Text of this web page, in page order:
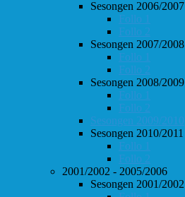
Sesongen 2006/2007
Follo 1
Follo 2
Sesongen 2007/2008
Follo 1
Follo 2
Sesongen 2008/2009
Follo 1
Follo 2
Sesongen 2009/2010
Sesongen 2010/2011
Follo 1
Follo 2
2001/2002 - 2005/2006
Sesongen 2001/2002